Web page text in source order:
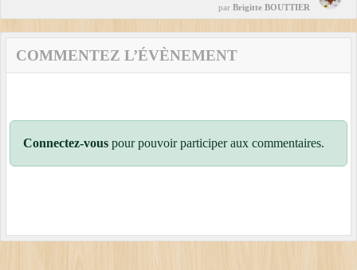
par Brigitte BOUTTIER
COMMENTEZ L’ÉVÈNEMENT
Connectez-vous pour pouvoir participer aux commentaires.